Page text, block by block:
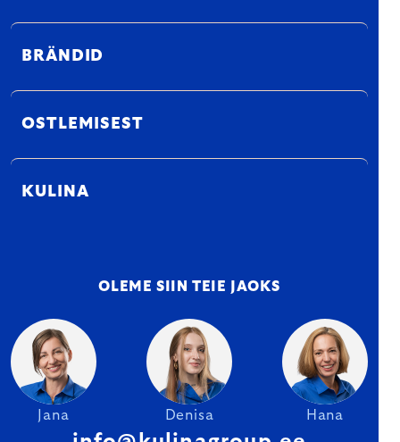
BRÄNDID
OSTLEMISEST
KULINA
OLEME SIIN TEIE JAOKS
Jana Denisa Hana